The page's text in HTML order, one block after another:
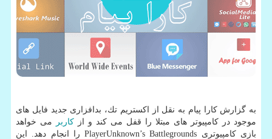
به گزارش كارا پیام به نقل از اكستریم تك، بدافزاری جدید فایل های
موجود در كامپیوتر های مبتلا را قفل می كند و از كاربر
می خواهد
بازی كامپیوتری PlayerUnknown’s Battlegrounds را انجام دهد. این